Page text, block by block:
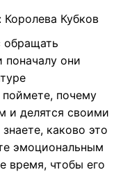
Королева Кубков
обращать
поначалу они
почему
и делятся своими
каково это
эмоциональным
время, чтобы его